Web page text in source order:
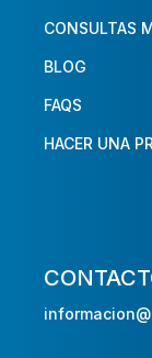
CONSULTAS
BLOG
FAQS
HACER UNA